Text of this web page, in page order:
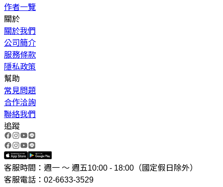
作者一覽
關於
關於我們
公司簡介
服務條款
隱私政策
幫助
常見問題
合作洽詢
聯絡我們
追蹤
客服時間：週一 ～ 週五10:00 - 18:00（國定假日除外）
客服電話：02-6633-3529